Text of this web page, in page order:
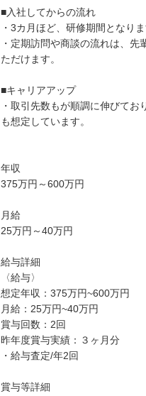
■入社してからの流れ
・3カ月ほど、研修期間となりま
・定期訪問や商談の流れは、
ただけます。
■キャリアアップ
・取引先数もが順調に伸びて
も想定しています。
年収
375万円～600万円
月給
25万円～40万円
給与詳細
〈給与〉
想定年収：375万円~600万円
月給：25万円~40万円
賞与回数：2回
昨年度賞与実績：３ヶ月分
・給与査定/年2回
賞与等詳細